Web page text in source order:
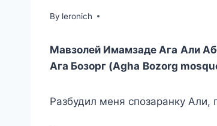
By leronich
Мавзолей Имамзаде Ага Али
Ага Бозорг (Agha Bozorg
Разбудил меня спозаранку Али,